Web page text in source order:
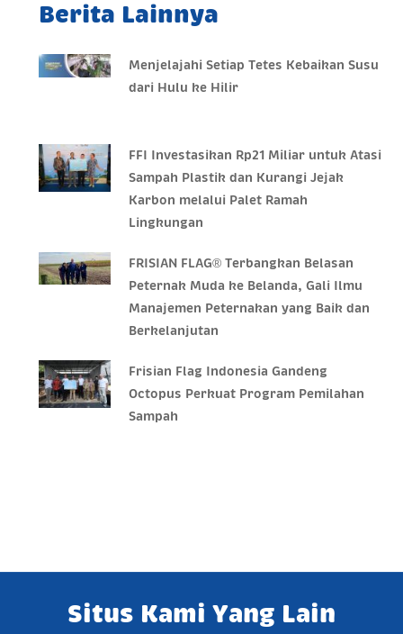
Berita Lainnya
Menjelajahi Setiap Tetes Kebaikan Susu
dari Hulu ke Hilir
FFI Investasikan Rp21 Miliar untuk Atasi
Sampah Plastik dan Kurangi Jejak
Karbon melalui Palet Ramah
Lingkungan
FRISIAN FLAG® Terbangkan Belasan
Peternak Muda ke Belanda, Gali Ilmu
Manajemen Peternakan yang Baik dan
Berkelanjutan
Frisian Flag Indonesia Gandeng
Octopus Perkuat Program Pemilahan
Sampah
Situs Kami Yang Lain